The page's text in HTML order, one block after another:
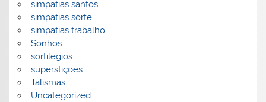
simpatias santos
simpatias sorte
simpatias trabalho
Sonhos
sortilégios
superstições
Talismãs
Uncategorized